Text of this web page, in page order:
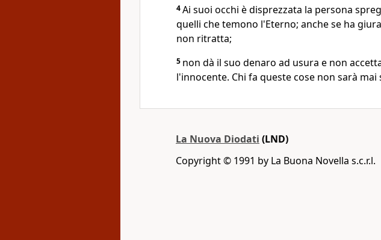
4Ai suoi occhi è disprezzata la persona
quelli che temono l'Eterno; anche se ha
non ritratta;
5 non dà il suo denaro ad usura e non
l'innocente. Chi fa queste cose non sarà mai
La Nuova Diodati (LND)
Copyright © 1991 by La Buona Novella s.c.r.l.